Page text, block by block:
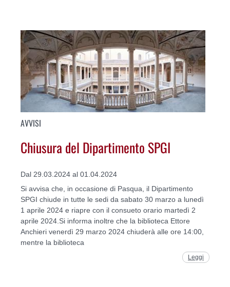
AVVISI
Chiusura del Dipartimento SPGI
Dal 29.03.2024 al 01.04.2024
Si avvisa che, in occasione di Pasqua, il Dipartimento
SPGI chiude in tutte le sedi da sabato 30 marzo a lunedì
1 aprile 2024 e riapre con il consueto orario martedì 2
aprile 2024.Si informa inoltre che la biblioteca Ettore
Anchieri venerdì 29 marzo 2024 chiuderà alle ore 14:00,
mentre la biblioteca
Leggi